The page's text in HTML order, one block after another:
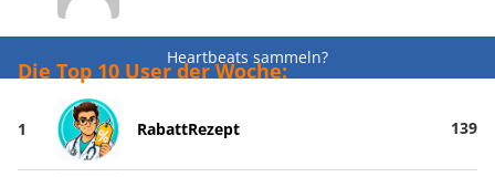
Heartbeats sammeln?
Die Top 10 User der Woche:
1 RabattRezept 139